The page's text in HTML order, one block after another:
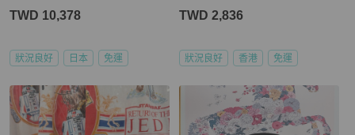
TWD 10,378
狀況良好 日本 免運
TWD 2,836
狀況良好 香港 免運